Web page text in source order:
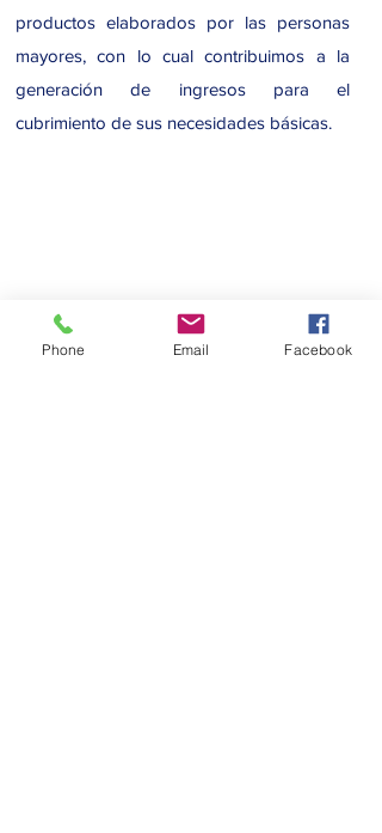
productos elaborados por las personas
mayores, con lo cual contribuimos a la
generación de ingresos para el
cubrimiento de sus necesidades básicas.
Productos realizados
Phone Email Facebook